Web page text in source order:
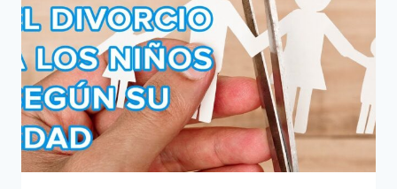
A
TIEMPO
REAL
2024